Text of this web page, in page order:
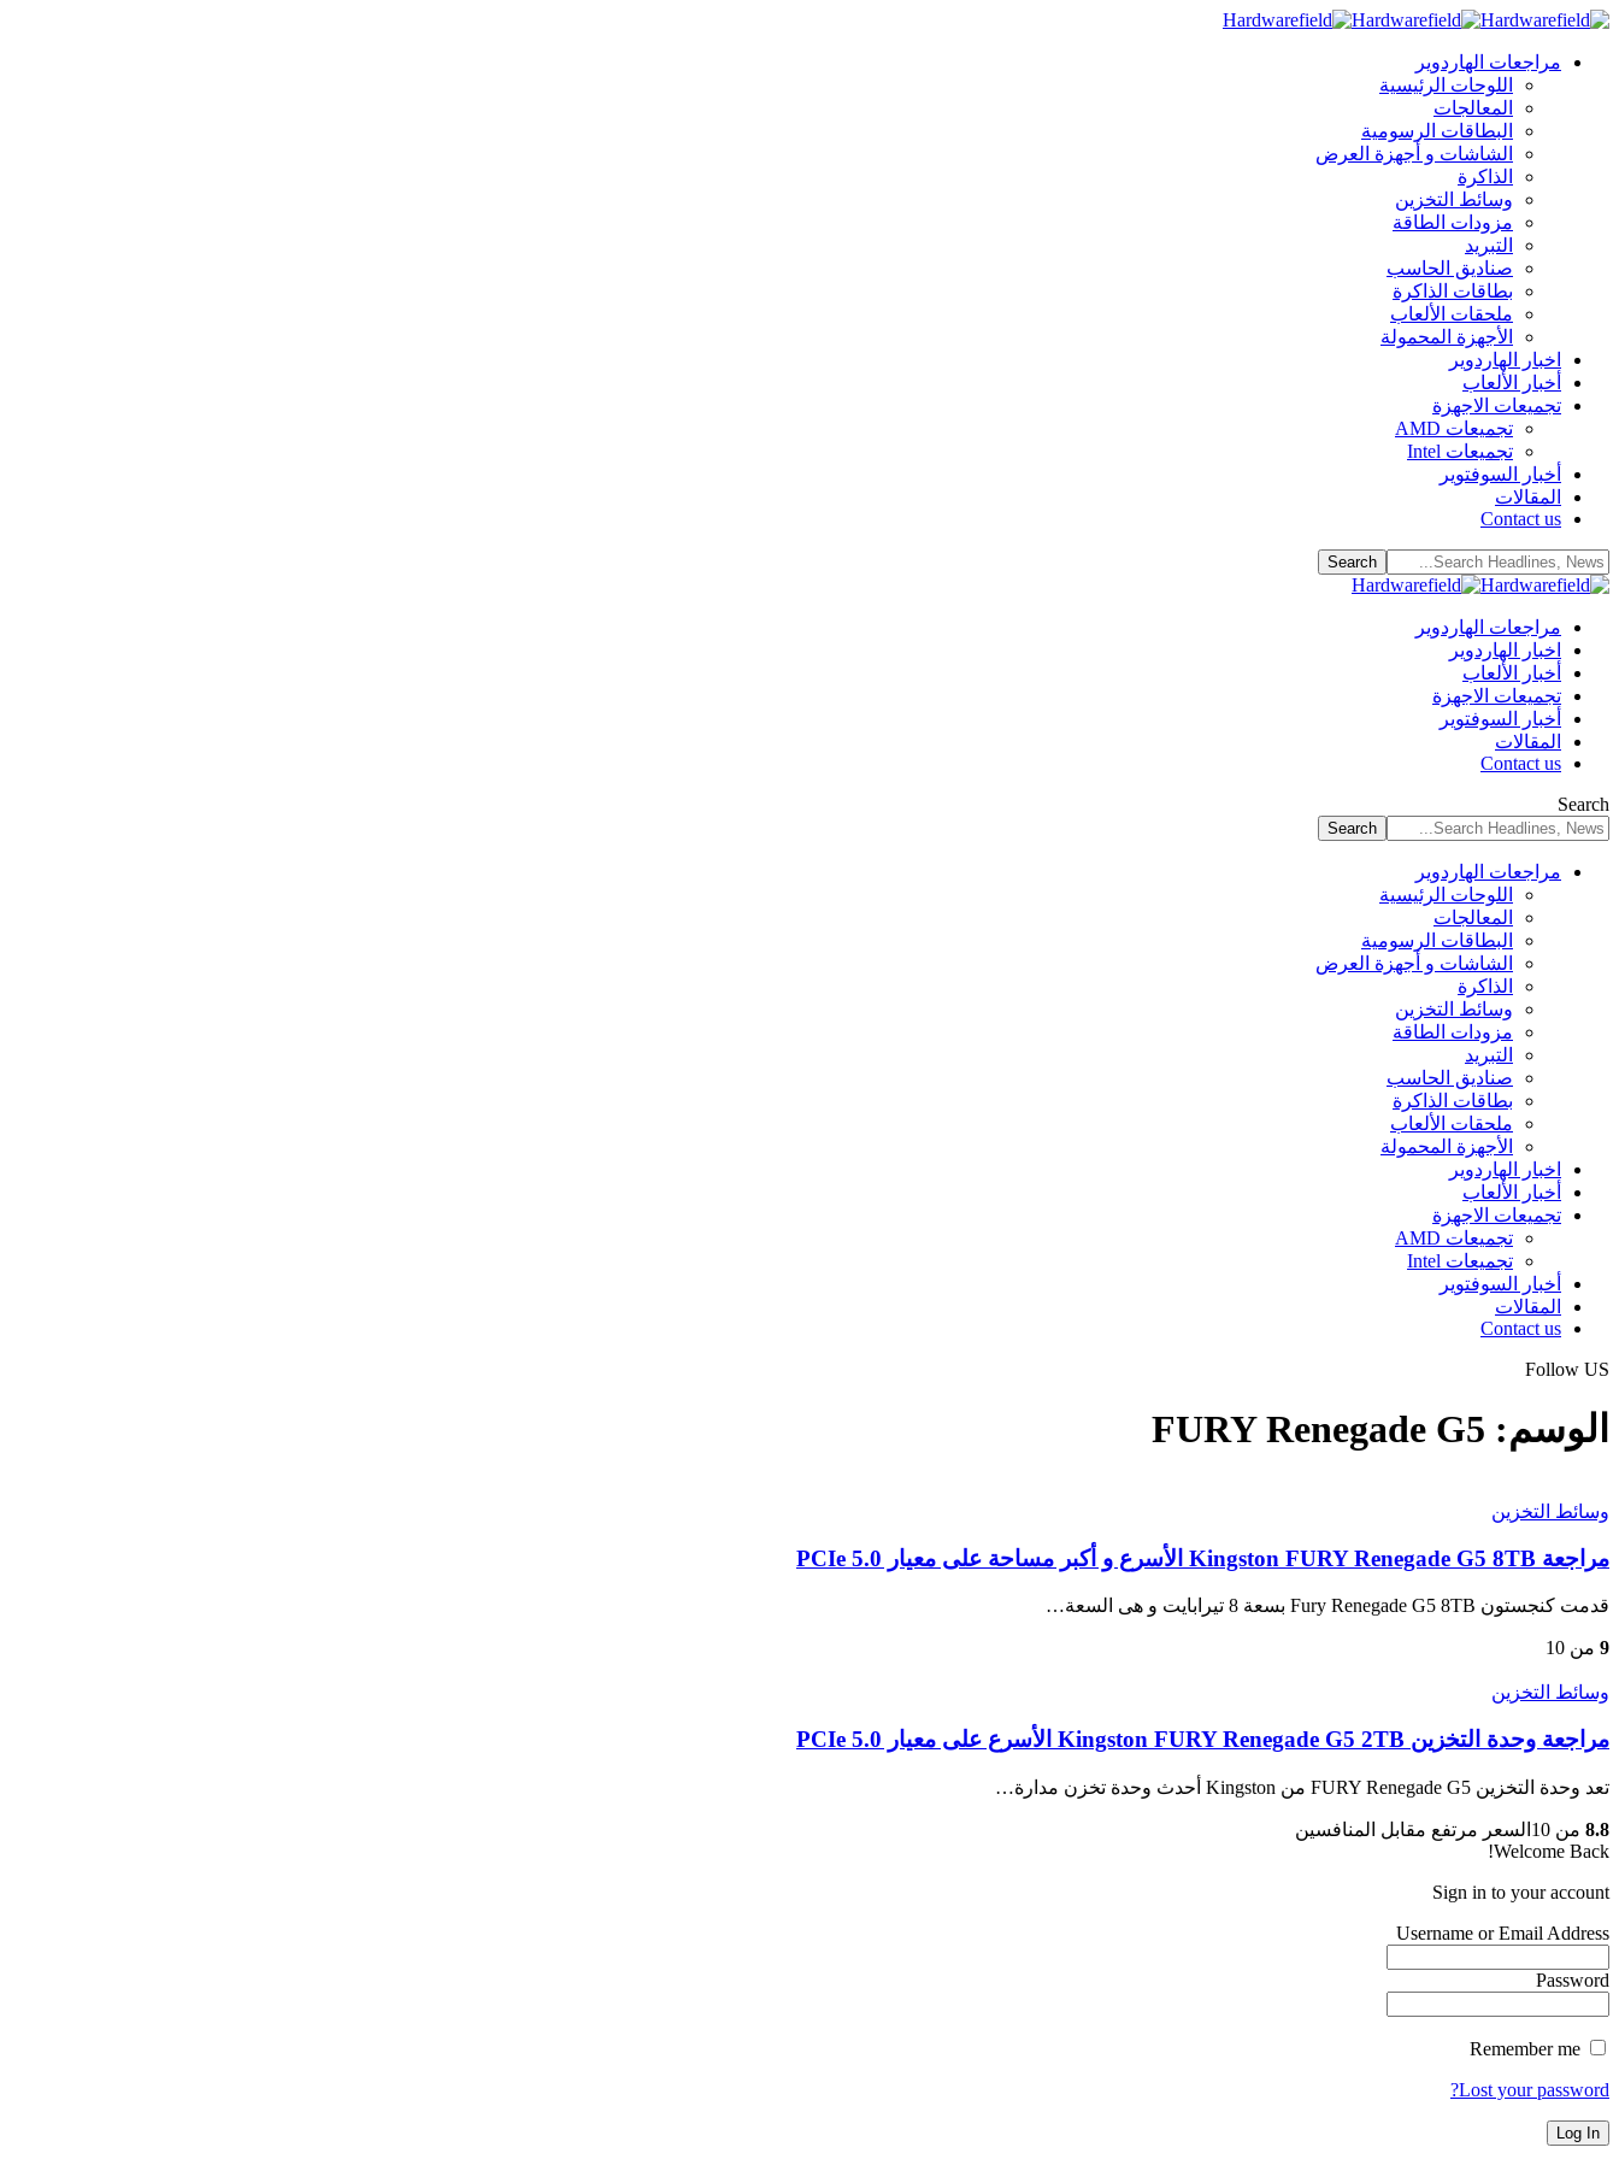
مراجعات الهاردوير
اللوحات الرئيسية
المعالجات
البطاقات الرسومية
الشاشات و أجهزة العرض
الذاكرة
وسائط التخزين
مزودات الطاقة
التبريد
صناديق الحاسب
بطاقات الذاكرة
ملحقات الألعاب
الأجهزة المحمولة
اخبار الهاردوير
أخبار الألعاب
تجميعات الاجهزة
تجميعات AMD
تجميعات Intel
أخبار السوفتوير
المقالات
Contact us
مراجعات الهاردوير
اخبار الهاردوير
أخبار الألعاب
تجميعات الاجهزة
أخبار السوفتوير
المقالات
Contact us
Search
مراجعات الهاردوير
اللوحات الرئيسية
المعالجات
البطاقات الرسومية
الشاشات و أجهزة العرض
الذاكرة
وسائط التخزين
مزودات الطاقة
التبريد
صناديق الحاسب
بطاقات الذاكرة
ملحقات الألعاب
الأجهزة المحمولة
اخبار الهاردوير
أخبار الألعاب
تجميعات الاجهزة
تجميعات AMD
تجميعات Intel
أخبار السوفتوير
المقالات
Contact us
Follow US
الوسم: FURY Renegade G5
وسائط التخزين
مراجعة Kingston FURY Renegade G5 8TB الأسرع و أكبر مساحة على معيار PCIe 5.0
قدمت كنجستون Fury Renegade G5 8TB بسعة 8 تيرابايت و هى السعة…
9 من 10
وسائط التخزين
مراجعة وحدة التخزين Kingston FURY Renegade G5 2TB الأسرع على معيار PCIe 5.0
تعد وحدة التخزين FURY Renegade G5 من Kingston أحدث وحدة تخزن مدارة…
8.8 من 10
السعر مرتفع مقابل المنافسين
Welcome Back!
Sign in to your account
Username or Email Address
Password
Lost your password?